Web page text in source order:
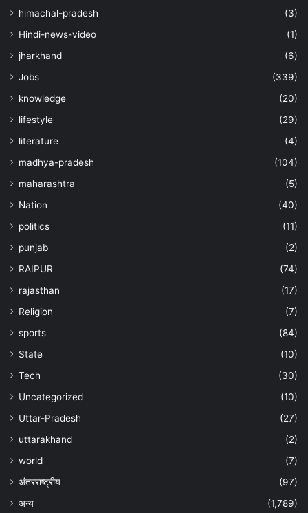
himachal-pradesh
(3)
Hindi-news-video
(1)
jharkhand
(6)
Jobs
(339)
knowledge
(20)
lifestyle
(29)
literature
(4)
madhya-pradesh
(104)
maharashtra
(5)
Nation
(40)
politics
(11)
punjab
(2)
RAIPUR
(74)
rajasthan
(17)
Religion
(7)
sports
(84)
State
(10)
Tech
(30)
Uncategorized
(10)
Uttar-Pradesh
(27)
uttarakhand
(2)
world
(7)
अंतरराष्ट्रीय
(97)
अन्‍य
(1,789)